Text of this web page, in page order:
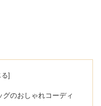
のおしゃれコーディ